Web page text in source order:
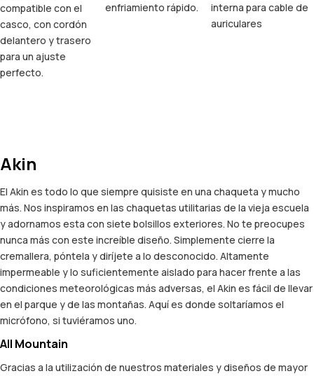
compatible con el
casco, con cordón
delantero y trasero
para un ajuste
perfecto.
enfriamiento rápido.
interna para cable de
auriculares
Akin
El Akin es todo lo que siempre quisiste en una chaqueta y mucho
más. Nos inspiramos en las chaquetas utilitarias de la vieja escuela
y adornamos esta con siete bolsillos exteriores. No te preocupes
nunca más con este increíble diseño. Simplemente cierre la
cremallera, póntela y diríjete a lo desconocido. Altamente
impermeable y lo suficientemente aislado para hacer frente a las
condiciones meteorológicas más adversas, el Akin es fácil de llevar
en el parque y de las montañas. Aquí es donde soltaríamos el
micrófono, si tuviéramos uno.
All Mountain
Gracias a la utilización de nuestros materiales y diseños de mayor